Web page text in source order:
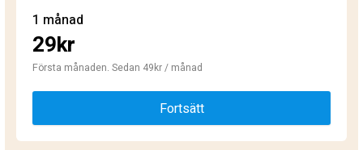
1 månad
29kr
Första månaden. Sedan 49kr / månad
Fortsätt